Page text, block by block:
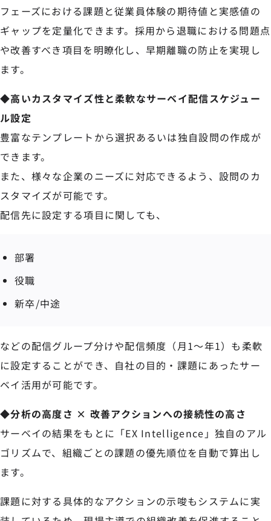
フェーズにおける課題と従業員体験の期待値と実感値の
ギャップを定量化できます。採用から退職における問題点
や改善すべき項目を明瞭化し、早期離職の防止を実現し
ます。
◆高いカスタマイズ性と柔軟なサーベイ配信スケジュー
ル設定
豊富なテンプレートから選択あるいは独自設問の作成が
できます。
また、様々な企業のニーズに対応できるよう、設問のカ
スタマイズが可能です。
配信先に設定する項目に関しても、
部署
役職
新卒/中途
などの配信グループ分けや配信頻度（月1〜年1）も柔軟
に設定することができ、自社の目的・課題にあったサー
ベイ活用が可能です。
◆分析の高度さ × 改善アクションへの接続性の高さ
サーベイの結果をもとに「EX Intelligence」独自のアル
ゴリズムで、組織ごとの課題の優先順位を自動で算出し
ます。
課題に対する具体的なアクションの示唆もシステムに実